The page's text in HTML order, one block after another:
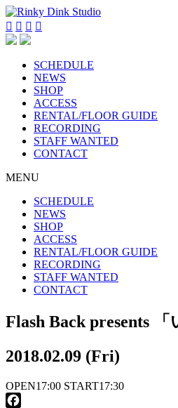
   
SCHEDULE
NEWS
SHOP
ACCESS
RENTAL/FLOOR GUIDE
RECORDING
STAFF WANTED
CONTACT
MENU
SCHEDULE
NEWS
SHOP
ACCESS
RENTAL/FLOOR GUIDE
RECORDING
STAFF WANTED
CONTACT
Flash Back presents
2018.02.09 (Fri)
OPEN17:00 START17:30